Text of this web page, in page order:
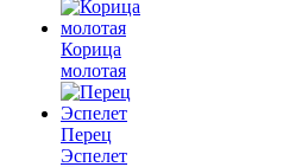
Корица
молотая
Перец
Эспелет